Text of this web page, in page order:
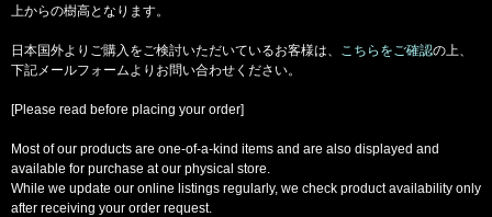
上からの樹高となります。
日本国外よりご購入をご検討いただいているお客様は、 こちらをご確認の上、
下記メールフォームよりお問い合わせください。
[Please read before placing your order]
Most of our products are one-of-a-kind items and are also displayed and
available for purchase at our physical store.
While we update our online listings regularly, we check product availability only
after receiving your order request.